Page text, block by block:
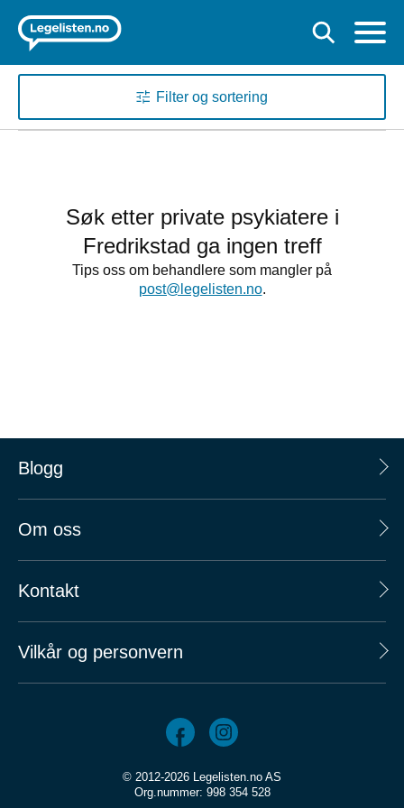
Filter og sortering
Søk etter private psykiatere i
Fredrikstad ga ingen treff
Tips oss om behandlere som mangler på
post@legelisten.no.
Blogg
Om oss
Kontakt
Vilkår og personvern
© 2012-2026 Legelisten.no AS
Org.nummer: 998 354 528